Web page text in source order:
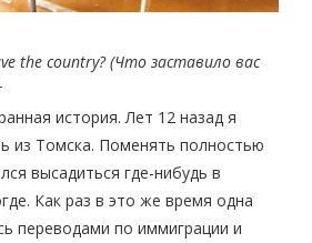
the country? (Что заставило вас
история. Лет 12 назад я
из Томска. Поменять полностью
высадиться где-нибудь в
Как раз в это же время одна
переводами по иммиграции и